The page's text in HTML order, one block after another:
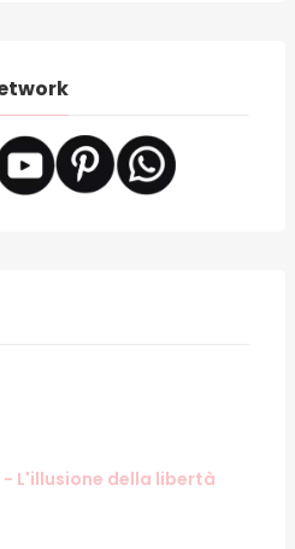
L'illusione della libertà